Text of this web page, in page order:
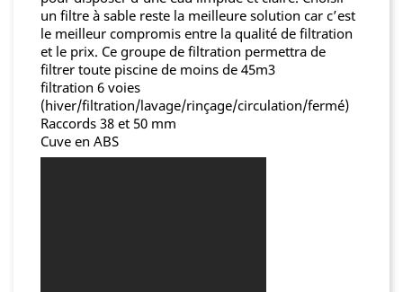
un filtre à sable reste la meilleure solution car c’est
le meilleur compromis entre la qualité de filtration
et le prix. Ce groupe de filtration permettra de
filtrer toute piscine de moins de 45m3
filtration 6 voies
(hiver/filtration/lavage/rinçage/circulation/fermé)
Raccords 38 et 50 mm
Cuve en ABS